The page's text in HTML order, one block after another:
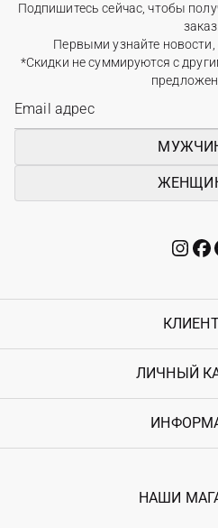
Подпишитесь сейчас, чтобы
заказ.
Первыми узнайте новости,
*Скидки не суммируются с
ЛИЧНЫЙ
Ostriv
Наши
НАШИ